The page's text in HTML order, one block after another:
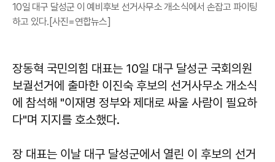
10일 대구 달성군 이 예비후보 선거사무소 개소식에서 손잡고 파이팅
하고 있다.[사진=연합뉴스]
장동혁 국민의힘 대표는 10일 대구 달성군 국회의원
보궐선거에 출마한 이진숙 후보의 선거사무소 개소식
에 참석해 "이재명 정부와 제대로 싸울 사람이 필요하
다"며 지지를 호소했다.
장 대표는 이날 대구 달성군에서 열린 이 후보의 선거